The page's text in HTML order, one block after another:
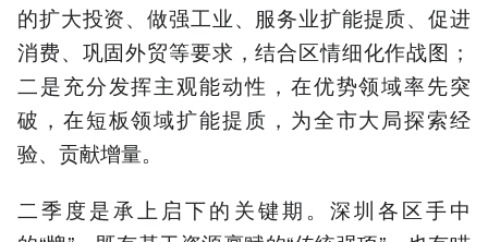
的扩大投资、做强工业、服务业扩能提质、促进
消费、巩固外贸等要求，结合区情细化作战图；
二是充分发挥主观能动性，在优势领域率先突
破，在短板领域扩能提质，为全市大局探索经
验、贡献增量。
二季度是承上启下的关键期。深圳各区手中